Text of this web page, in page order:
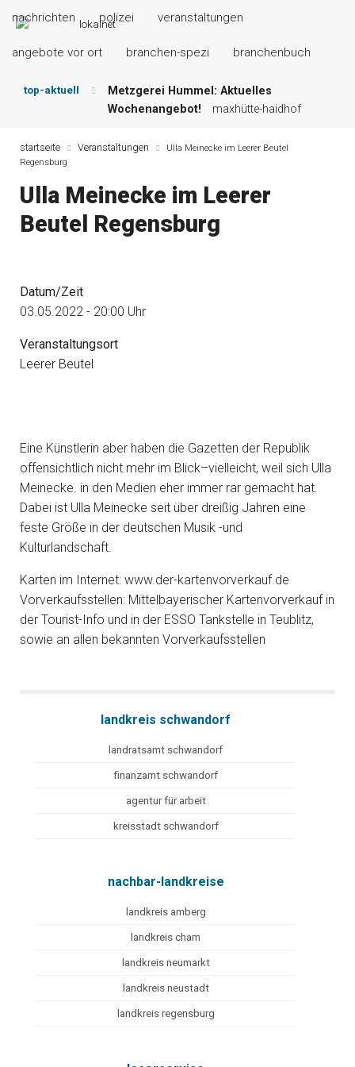
nachrichten polizei veranstaltungen
angebote vor ort branchen-spezi branchenbuch
top-aktuell
Metzgerei Hummel: Aktuelles
Wochenangebot!
maxhütte-haidhof
Grillspezialitäten u.v.m.!
kallmünz
Der „deutsche Michel“ muss nun
zahlen!
kommentare & serien &
leserbriefe
Region!
startseite Veranstaltungen
Ulla Meinecke im Leerer Beutel
Regensburg
Ulla Meinecke im Leerer
Beutel Regensburg
Datum/Zeit
03.05.2022 - 20:00 Uhr
Veranstaltungsort
Leerer Beutel
Eine Künstlerin aber haben die Gazetten der Republik
offensichtlich nicht mehr im Blick–vielleicht, weil sich Ulla
Meinecke. in den Medien eher immer rar gemacht hat.
Dabei ist Ulla Meinecke seit über dreißig Jahren eine
feste Größe in der deutschen Musik -und
Kulturlandschaft.
Karten im Internet: www.der-kartenvorverkauf.de
Vorverkaufsstellen: Mittelbayerischer Kartenvorverkauf in
der Tourist-Info und in der ESSO Tankstelle in Teublitz,
sowie an allen bekannten Vorverkaufsstellen
landkreis schwandorf
landratsamt schwandorf
finanzamt schwandorf
agentur für arbeit
kreisstadt schwandorf
nachbar-landkreise
landkreis amberg
landkreis cham
landkreis neumarkt
landkreis neustadt
landkreis regensburg